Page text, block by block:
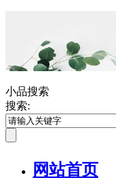
小品搜索
搜索:
网站首页